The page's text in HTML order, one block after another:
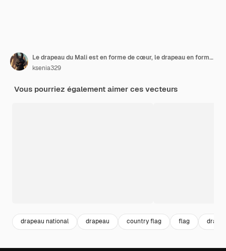
Le drapeau du Mali est en forme de cœur, le drapeau en forme de cercle et les variations du drapeau des pays.
ksenia329
Vous pourriez également aimer ces vecteurs
drapeau national drapeau country flag flag